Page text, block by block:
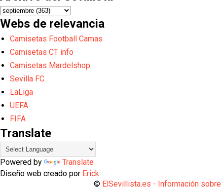
Webs de relevancia
Camisetas Football Camas
Camisetas CT info
Camisetas Mardelshop
Sevilla FC
LaLiga
UEFA
FIFA
Translate
Powered by
Translate
Diseño web creado por Erick
© ElSevillista.es - Información sobre